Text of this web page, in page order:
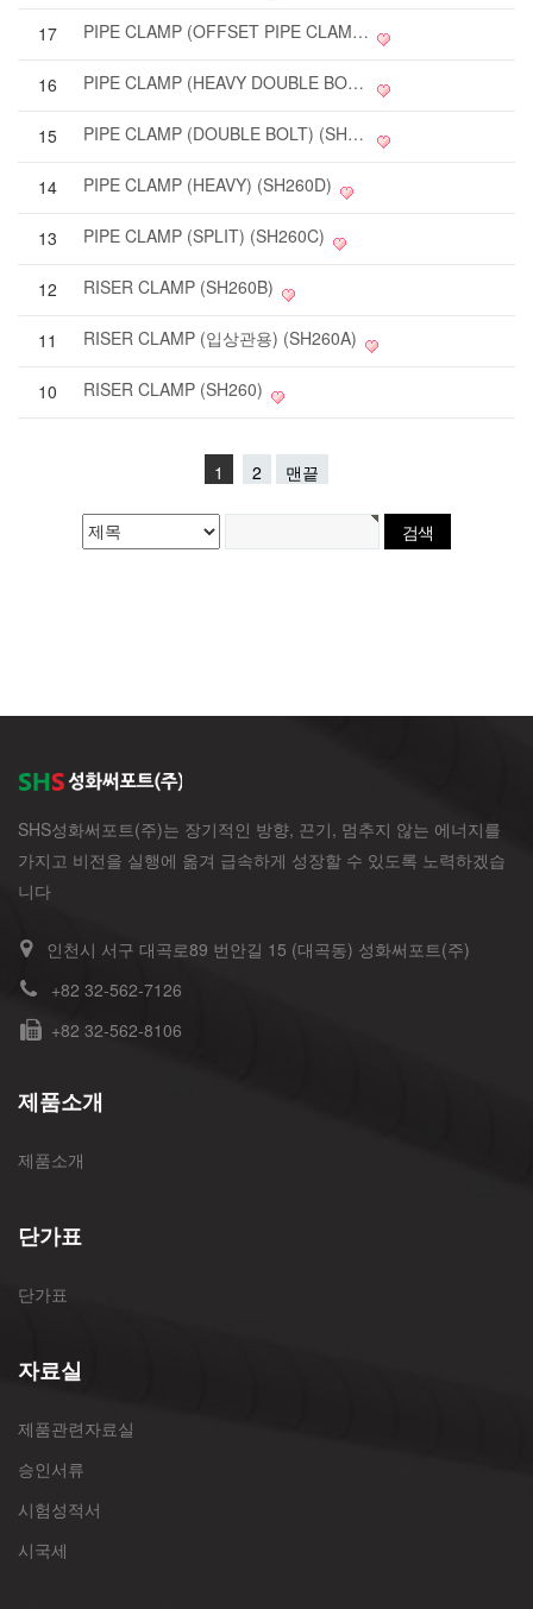
17 PIPE CLAMP (OFFSET PIPE CLAMP) (SH270)
16 PIPE CLAMP (HEAVY DOUBLE BOLT) (SH260F)
15 PIPE CLAMP (DOUBLE BOLT) (SH260E)
14 PIPE CLAMP (HEAVY) (SH260D)
13 PIPE CLAMP (SPLIT) (SH260C)
12 RISER CLAMP (SH260B)
11 RISER CLAMP (입상관용) (SH260A)
10 RISER CLAMP (SH260)
1 2 맨끝
SHS성화써포트(주)는 장기적인 방향, 끈기, 멈추지 않는 에너지를
가지고 비전을 실행에 옮겨 급속하게 성장할 수 있도록 노력하겠습
니다
인천시 서구 대곡로89 번안길 15 (대곡동) 성화써포트(주)
+82 32-562-7126
+82 32-562-8106
제품소개
제품소개
단가표
단가표
자료실
제품관련자료실
승인서류
시험성적서
시국세